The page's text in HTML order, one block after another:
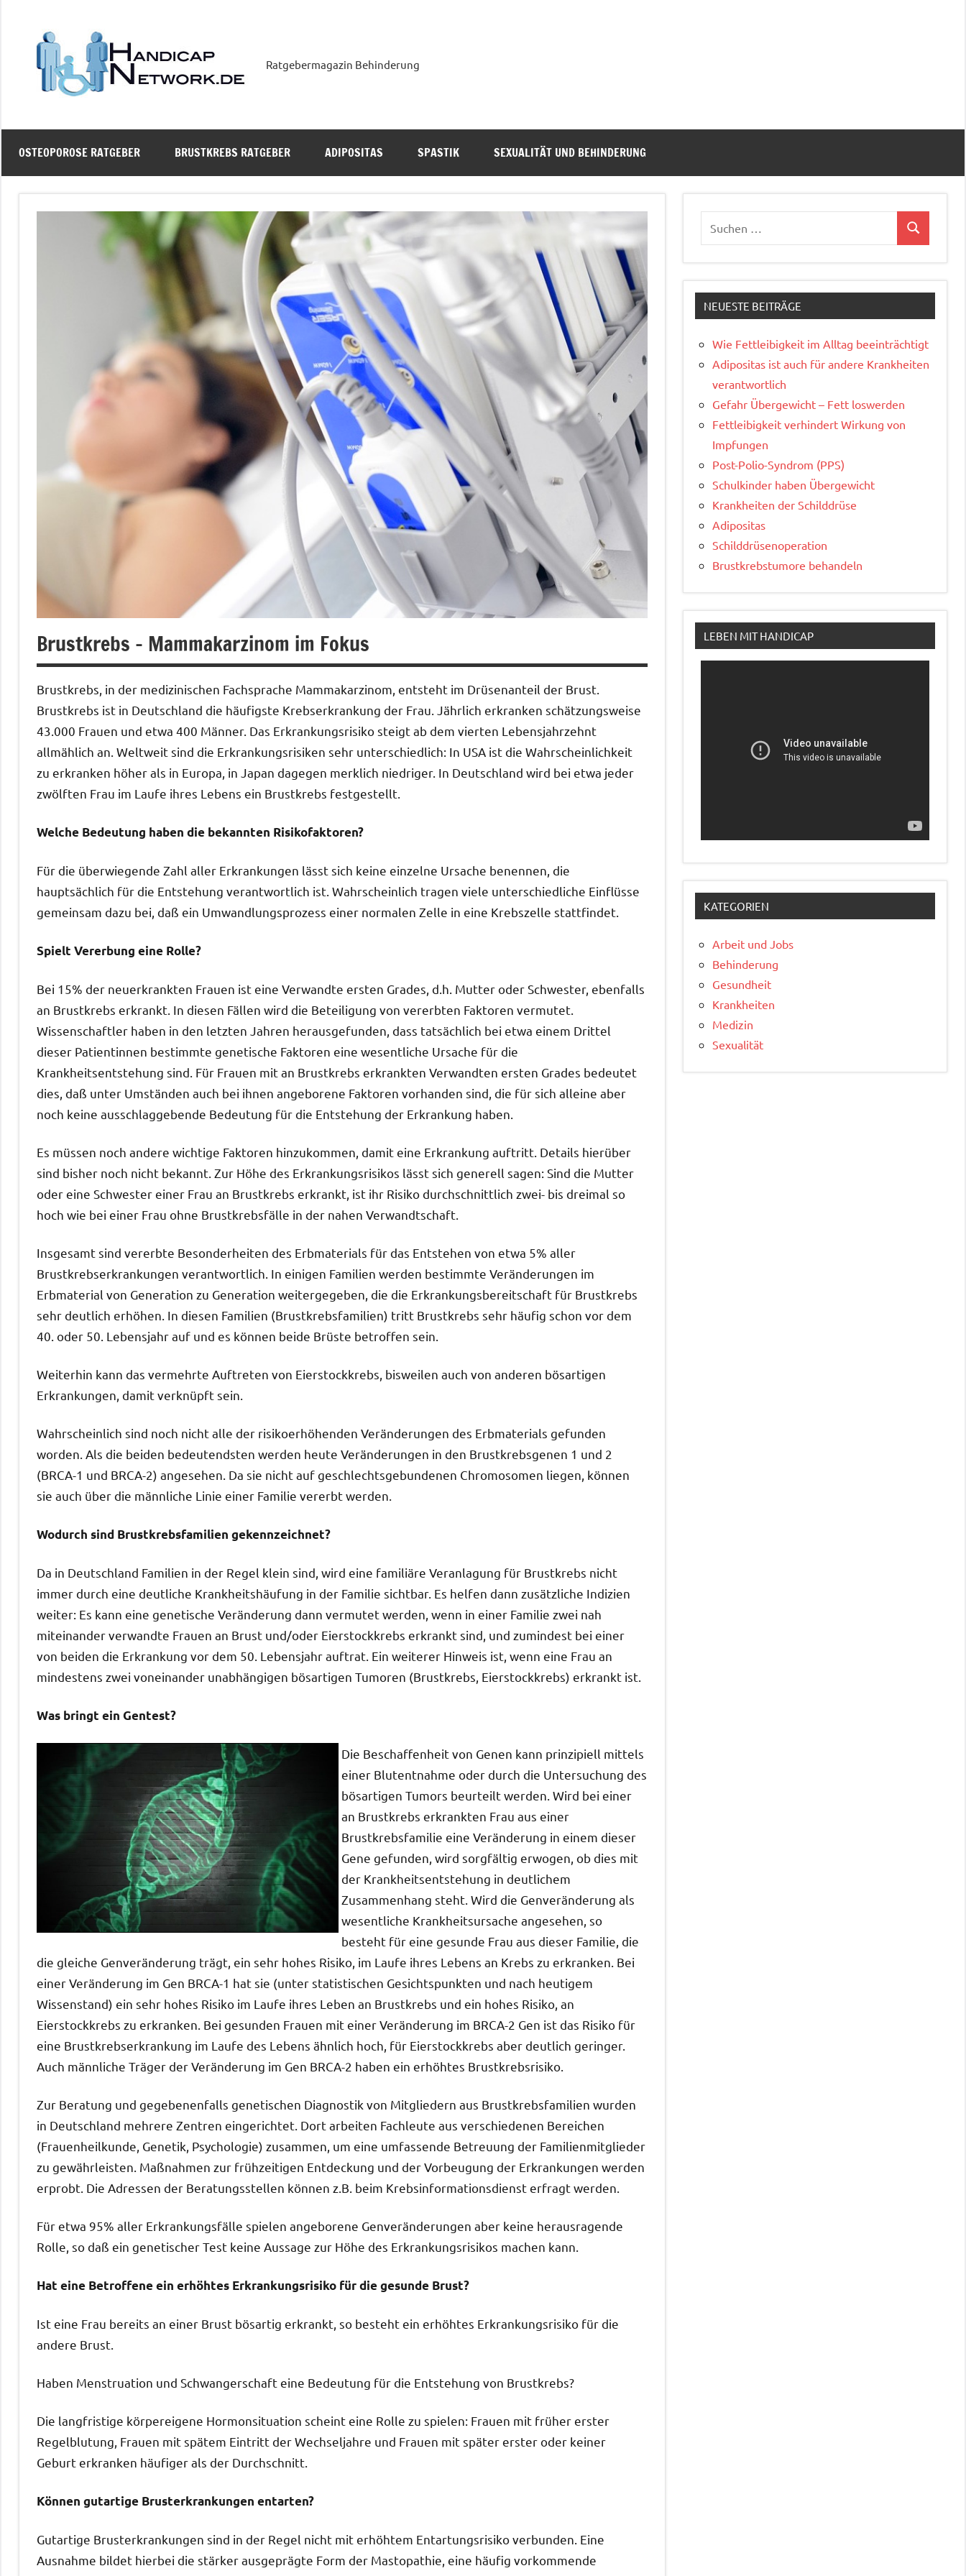
springen
Ratgebermagazin Behinderung
OSTEOPOROSE RATGEBER BRUSTKREBS RATGEBER ADIPOSITAS SPASTIK SEXUALITÄT UND BEHINDERUNG
Brustkrebs – Mammakarzinom im Fokus
Brustkrebs, in der medizinischen Fachsprache Mammakarzinom, entsteht im Drüsenanteil der Brust.
Brustkrebs ist in Deutschland die häufigste Krebserkrankung der Frau. Jährlich erkranken schätzungsweise
43.000 Frauen und etwa 400 Männer. Das Erkrankungsrisiko steigt ab dem vierten Lebensjahrzehnt
allmählich an. Weltweit sind die Erkrankungsrisiken sehr unterschiedlich: In USA ist die Wahrscheinlichkeit
zu erkranken höher als in Europa, in Japan dagegen merklich niedriger. In Deutschland wird bei etwa jeder
zwölften Frau im Laufe ihres Lebens ein Brustkrebs festgestellt.
Welche Bedeutung haben die bekannten Risikofaktoren?
Für die überwiegende Zahl aller Erkrankungen lässt sich keine einzelne Ursache benennen, die
hauptsächlich für die Entstehung verantwortlich ist. Wahrscheinlich tragen viele unterschiedliche Einflüsse
gemeinsam dazu bei, daß ein Umwandlungsprozess einer normalen Zelle in eine Krebszelle stattfindet.
Spielt Vererbung eine Rolle?
Bei 15% der neuerkrankten Frauen ist eine Verwandte ersten Grades, d.h. Mutter oder Schwester, ebenfalls
an Brustkrebs erkrankt. In diesen Fällen wird die Beteiligung von vererbten Faktoren vermutet.
Wissenschaftler haben in den letzten Jahren herausgefunden, dass tatsächlich bei etwa einem Drittel
dieser Patientinnen bestimmte genetische Faktoren eine wesentliche Ursache für die
Krankheitsentstehung sind. Für Frauen mit an Brustkrebs erkrankten Verwandten ersten Grades bedeutet
dies, daß unter Umständen auch bei ihnen angeborene Faktoren vorhanden sind, die für sich alleine aber
noch keine ausschlaggebende Bedeutung für die Entstehung der Erkrankung haben.
Es müssen noch andere wichtige Faktoren hinzukommen, damit eine Erkrankung auftritt. Details hierüber
sind bisher noch nicht bekannt. Zur Höhe des Erkrankungsrisikos lässt sich generell sagen: Sind die Mutter
oder eine Schwester einer Frau an Brustkrebs erkrankt, ist ihr Risiko durchschnittlich zwei- bis dreimal so
hoch wie bei einer Frau ohne Brustkrebsfälle in der nahen Verwandtschaft.
Insgesamt sind vererbte Besonderheiten des Erbmaterials für das Entstehen von etwa 5% aller
Brustkrebserkrankungen verantwortlich. In einigen Familien werden bestimmte Veränderungen im
Erbmaterial von Generation zu Generation weitergegeben, die die Erkrankungsbereitschaft für Brustkrebs
sehr deutlich erhöhen. In diesen Familien (Brustkrebsfamilien) tritt Brustkrebs sehr häufig schon vor dem
40. oder 50. Lebensjahr auf und es können beide Brüste betroffen sein.
Weiterhin kann das vermehrte Auftreten von Eierstockkrebs, bisweilen auch von anderen bösartigen
Erkrankungen, damit verknüpft sein.
Wahrscheinlich sind noch nicht alle der risikoerhöhenden Veränderungen des Erbmaterials gefunden
worden. Als die beiden bedeutendsten werden heute Veränderungen in den Brustkrebsgenen 1 und 2
(BRCA-1 und BRCA-2) angesehen. Da sie nicht auf geschlechtsgebundenen Chromosomen liegen, können
sie auch über die männliche Linie einer Familie vererbt werden.
Wodurch sind Brustkrebsfamilien gekennzeichnet?
Da in Deutschland Familien in der Regel klein sind, wird eine familiäre Veranlagung für Brustkrebs nicht
immer durch eine deutliche Krankheitshäufung in der Familie sichtbar. Es helfen dann zusätzliche Indizien
weiter: Es kann eine genetische Veränderung dann vermutet werden, wenn in einer Familie zwei nah
miteinander verwandte Frauen an Brust und/oder Eierstockkrebs erkrankt sind, und zumindest bei einer
von beiden die Erkrankung vor dem 50. Lebensjahr auftrat. Ein weiterer Hinweis ist, wenn eine Frau an
mindestens zwei voneinander unabhängigen bösartigen Tumoren (Brustkrebs, Eierstockkrebs) erkrankt ist.
Was bringt ein Gentest?
Die Beschaffenheit von Genen kann prinzipiell mittels
einer Blutentnahme oder durch die Untersuchung des
bösartigen Tumors beurteilt werden. Wird bei einer
an Brustkrebs erkrankten Frau aus einer
Brustkrebsfamilie eine Veränderung in einem dieser
Gene gefunden, wird sorgfältig erwogen, ob dies mit
der Krankheitsentstehung in deutlichem
Zusammenhang steht. Wird die Genveränderung als
wesentliche Krankheitsursache angesehen, so
besteht für eine gesunde Frau aus dieser Familie, die
die gleiche Genveränderung trägt, ein sehr hohes Risiko, im Laufe ihres Lebens an Krebs zu erkranken. Bei
einer Veränderung im Gen BRCA-1 hat sie (unter statistischen Gesichtspunkten und nach heutigem
Wissenstand) ein sehr hohes Risiko im Laufe ihres Leben an Brustkrebs und ein hohes Risiko, an
Eierstockkrebs zu erkranken. Bei gesunden Frauen mit einer Veränderung im BRCA-2 Gen ist das Risiko für
eine Brustkrebserkrankung im Laufe des Lebens ähnlich hoch, für Eierstockkrebs aber deutlich geringer.
Auch männliche Träger der Veränderung im Gen BRCA-2 haben ein erhöhtes Brustkrebsrisiko.
Zur Beratung und gegebenenfalls genetischen Diagnostik von Mitgliedern aus Brustkrebsfamilien wurden
in Deutschland mehrere Zentren eingerichtet. Dort arbeiten Fachleute aus verschiedenen Bereichen
(Frauenheilkunde, Genetik, Psychologie) zusammen, um eine umfassende Betreuung der Familienmitglieder
zu gewährleisten. Maßnahmen zur frühzeitigen Entdeckung und der Vorbeugung der Erkrankungen werden
erprobt. Die Adressen der Beratungsstellen können z.B. beim Krebsinformationsdienst erfragt werden.
Für etwa 95% aller Erkrankungsfälle spielen angeborene Genveränderungen aber keine herausragende
Rolle, so daß ein genetischer Test keine Aussage zur Höhe des Erkrankungsrisikos machen kann.
Hat eine Betroffene ein erhöhtes Erkrankungsrisiko für die gesunde Brust?
Ist eine Frau bereits an einer Brust bösartig erkrankt, so besteht ein erhöhtes Erkrankungsrisiko für die
andere Brust.
Haben Menstruation und Schwangerschaft eine Bedeutung für die Entstehung von Brustkrebs?
Die langfristige körpereigene Hormonsituation scheint eine Rolle zu spielen: Frauen mit früher erster
Regelblutung, Frauen mit spätem Eintritt der Wechseljahre und Frauen mit später erster oder keiner
Geburt erkranken häufiger als der Durchschnitt.
Können gutartige Brusterkrankungen entarten?
Gutartige Brusterkrankungen sind in der Regel nicht mit erhöhtem Entartungsrisiko verbunden. Eine
Ausnahme bildet hierbei die stärker ausgeprägte Form der Mastopathie, eine häufig vorkommende
NEUESTE BEITRÄGE
Wie Fettleibigkeit im Alltag beeinträchtigt
Adipositas ist auch für andere Krankheiten
verantwortlich
Gefahr Übergewicht – Fett loswerden
Fettleibigkeit verhindert Wirkung von
Impfungen
Post-Polio-Syndrom (PPS)
Schulkinder haben Übergewicht
Krankheiten der Schilddrüse
Adipositas
Schilddrüsenoperation
Brustkrebstumore behandeln
LEBEN MIT HANDICAP
KATEGORIEN
Arbeit und Jobs
Behinderung
Gesundheit
Krankheiten
Medizin
Sexualität